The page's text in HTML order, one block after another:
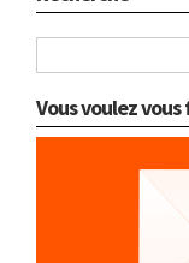
Vous voulez